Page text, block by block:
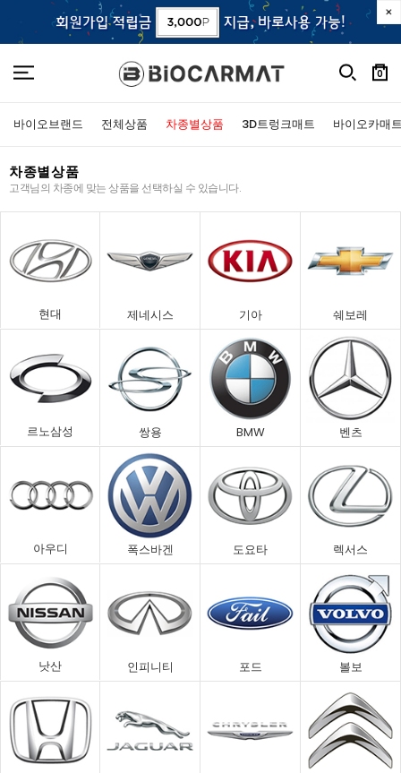
0
바이오브랜드 전체상품 차종별상품 3D트렁크매트 바이오카매
차종별상품
고객님의 차종에 맞는 상품을 선택하실 수 있습니다.
현대 제네시스 기아 쉐보레
르노삼성 쌍용 BMW 벤츠
아우디 폭스바겐 도요타 렉서스
낫산 인피니티 포드 볼보